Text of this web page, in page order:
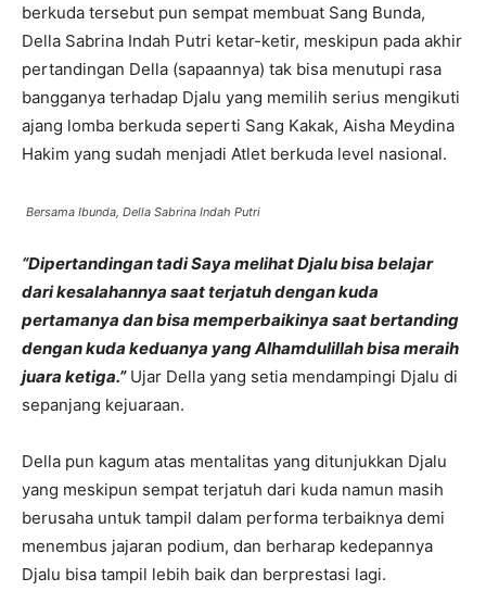
berkuda tersebut pun sempat membuat Sang Bunda,
Della Sabrina Indah Putri ketar-ketir, meskipun pada akhir
pertandingan Della (sapaannya) tak bisa menutupi rasa
bangganya terhadap Djalu yang memilih serius mengikuti
ajang lomba berkuda seperti Sang Kakak, Aisha Meydina
Hakim yang sudah menjadi Atlet berkuda level nasional.
Bersama Ibunda, Della Sabrina Indah Putri
“Dipertandingan tadi Saya melihat Djalu bisa belajar
dari kesalahannya saat terjatuh dengan kuda
pertamanya dan bisa memperbaikinya saat bertanding
dengan kuda keduanya yang Alhamdulillah bisa meraih
juara ketiga.”Ujar Della yang setia mendampingi Djalu di
sepanjang kejuaraan.
Della pun kagum atas mentalitas yang ditunjukkan Djalu
yang meskipun sempat terjatuh dari kuda namun masih
berusaha untuk tampil dalam performa terbaiknya demi
menembus jajaran podium, dan berharap kedepannya
Djalu bisa tampil lebih baik dan berprestasi lagi.